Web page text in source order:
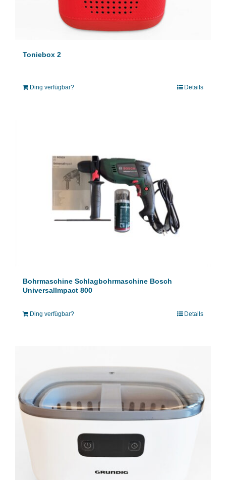
Toniebox 2
Ding verfügbar? Details
Bohrmaschine Schlagbohrmaschine Bosch
UniversalImpact 800
Ding verfügbar? Details